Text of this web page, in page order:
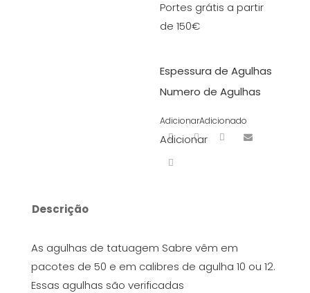
Portes grátis a partir
de 150€
Espessura de Agulhas
Numero de Agulhas
AdicionarAdicionado
Adicionar
Descrição
As agulhas de tatuagem Sabre vêm em
pacotes de 50 e em calibres de agulha 10 ou 12.
Essas agulhas são verificadas